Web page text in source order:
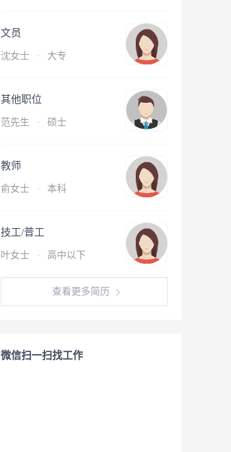
文员
沈女士 · 大专
其他职位
范先生 · 硕士
教师
俞女士 · 本科
技工/普工
叶女士 · 高中以下
查看更多简历
微信扫一扫找工作